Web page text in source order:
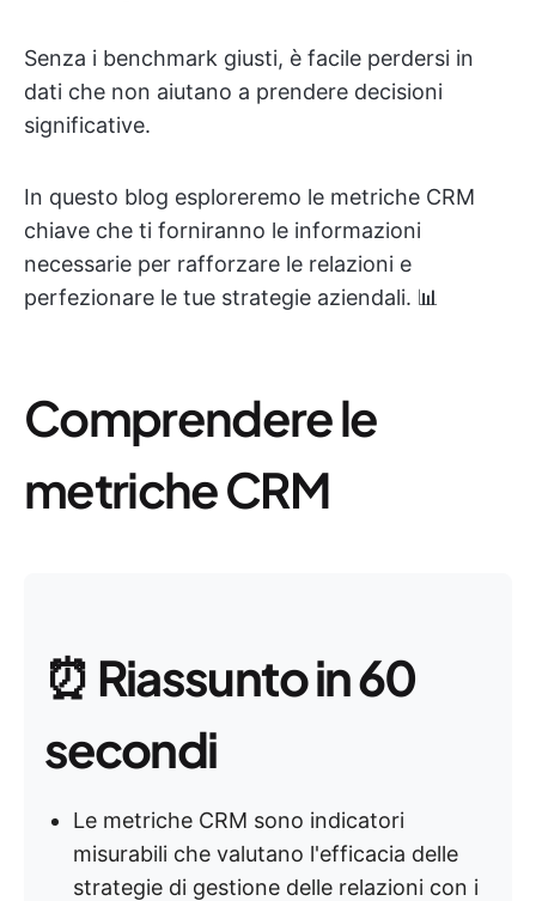
Senza i benchmark giusti, è facile perdersi in
dati che non aiutano a prendere decisioni
significative.
In questo blog esploreremo le metriche CRM
chiave che ti forniranno le informazioni
necessarie per rafforzare le relazioni e
perfezionare le tue strategie aziendali. 📊
Comprendere le
metriche CRM
⏰ Riassunto in 60
secondi
Le metriche CRM sono indicatori
misurabili che valutano l'efficacia delle
strategie di gestione delle relazioni con i